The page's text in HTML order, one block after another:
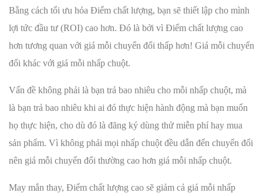
Bằng cách tối ưu hóa Điểm chất lượng, bạn sẽ thiết lập cho mình
lợi tức đầu tư (ROI) cao hơn. Đó là bởi vì Điểm chất lượng cao
hơn tương quan với giá mỗi chuyển đổi thấp hơn! Giá mỗi chuyển
đổi khác với giá mỗi nhấp chuột.
Vấn đề không phải là bạn trả bao nhiêu cho mỗi nhấp chuột, mà
là bạn trả bao nhiêu khi ai đó thực hiện hành động mà bạn muốn
họ thực hiện, cho dù đó là đăng ký dùng thử miễn phí hay mua
sản phẩm. Vì không phải mọi nhấp chuột đều dẫn đến chuyển đổi
nên giá mỗi chuyển đổi thường cao hơn giá mỗi nhấp chuột.
May mắn thay, Điểm chất lượng cao sẽ giảm cả giá mỗi nhấp